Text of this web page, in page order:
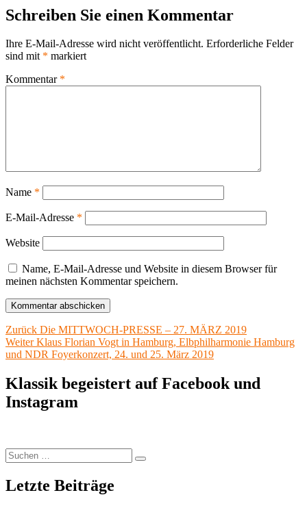
Schreiben Sie einen Kommentar
Ihre E-Mail-Adresse wird nicht veröffentlicht. Erforderliche Felder
sind mit * markiert
Kommentar *
Name *
E-Mail-Adresse *
Website
Name, E-Mail-Adresse und Website in diesem Browser für
meinen nächsten Kommentar speichern.
Beitragsnavigation
Zurück Vorheriger
Beitrag:
Die MITTWOCH-PRESSE – 27. MÄRZ 2019
Weiter Nächster
Beitrag:
Klaus Florian Vogt in Hamburg, Elbphilharmonie Hamburg
und NDR Foyerkonzert, 24. und 25. März 2019
Klassik begeistert auf Facebook und
Instagram
Suchen
nach:
Suchen
Letzte Beiträge